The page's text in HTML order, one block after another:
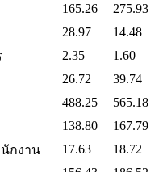
165.26
275.93
28.97
14.48
2.35
1.60
26.72
39.74
488.25
565.18
138.80
167.79
กงาน
17.63
18.72